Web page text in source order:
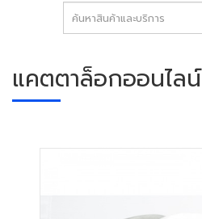
แคตตาล็อกออนไลน์